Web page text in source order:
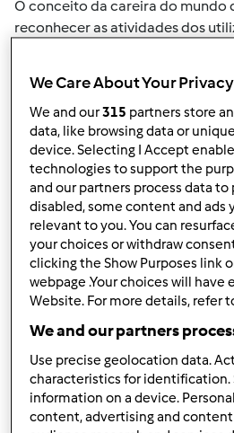
O conceito da careira do mundo
reconhecer as atividades dos
pontos. Ao atingir um certo
automaticamente o próximo
Como pode colecionar
actividade
Ao realizar uma das ações
colecionar pontos. Estes pontos
carreira pessoal do mundo de
verifique a níveis de aventais
pontos precisa para atingir o
pontos
Vencedor do
+10
pontos
Criar uma receita
apenas campos
We Care About Your Privacy
We and our315 partners store
data, like browsing data or
device. Selecting I Accept
technologies to support the
and our partners process data to
disabled, some content and ads
relevant to you. You can
your choices or withdraw
clicking the Show Purposes link
webpage .Your choices will
Website. For more details, refer
We and our partners
Use precise geolocation data.
characteristics for identification.
information on a device.
content, advertising and